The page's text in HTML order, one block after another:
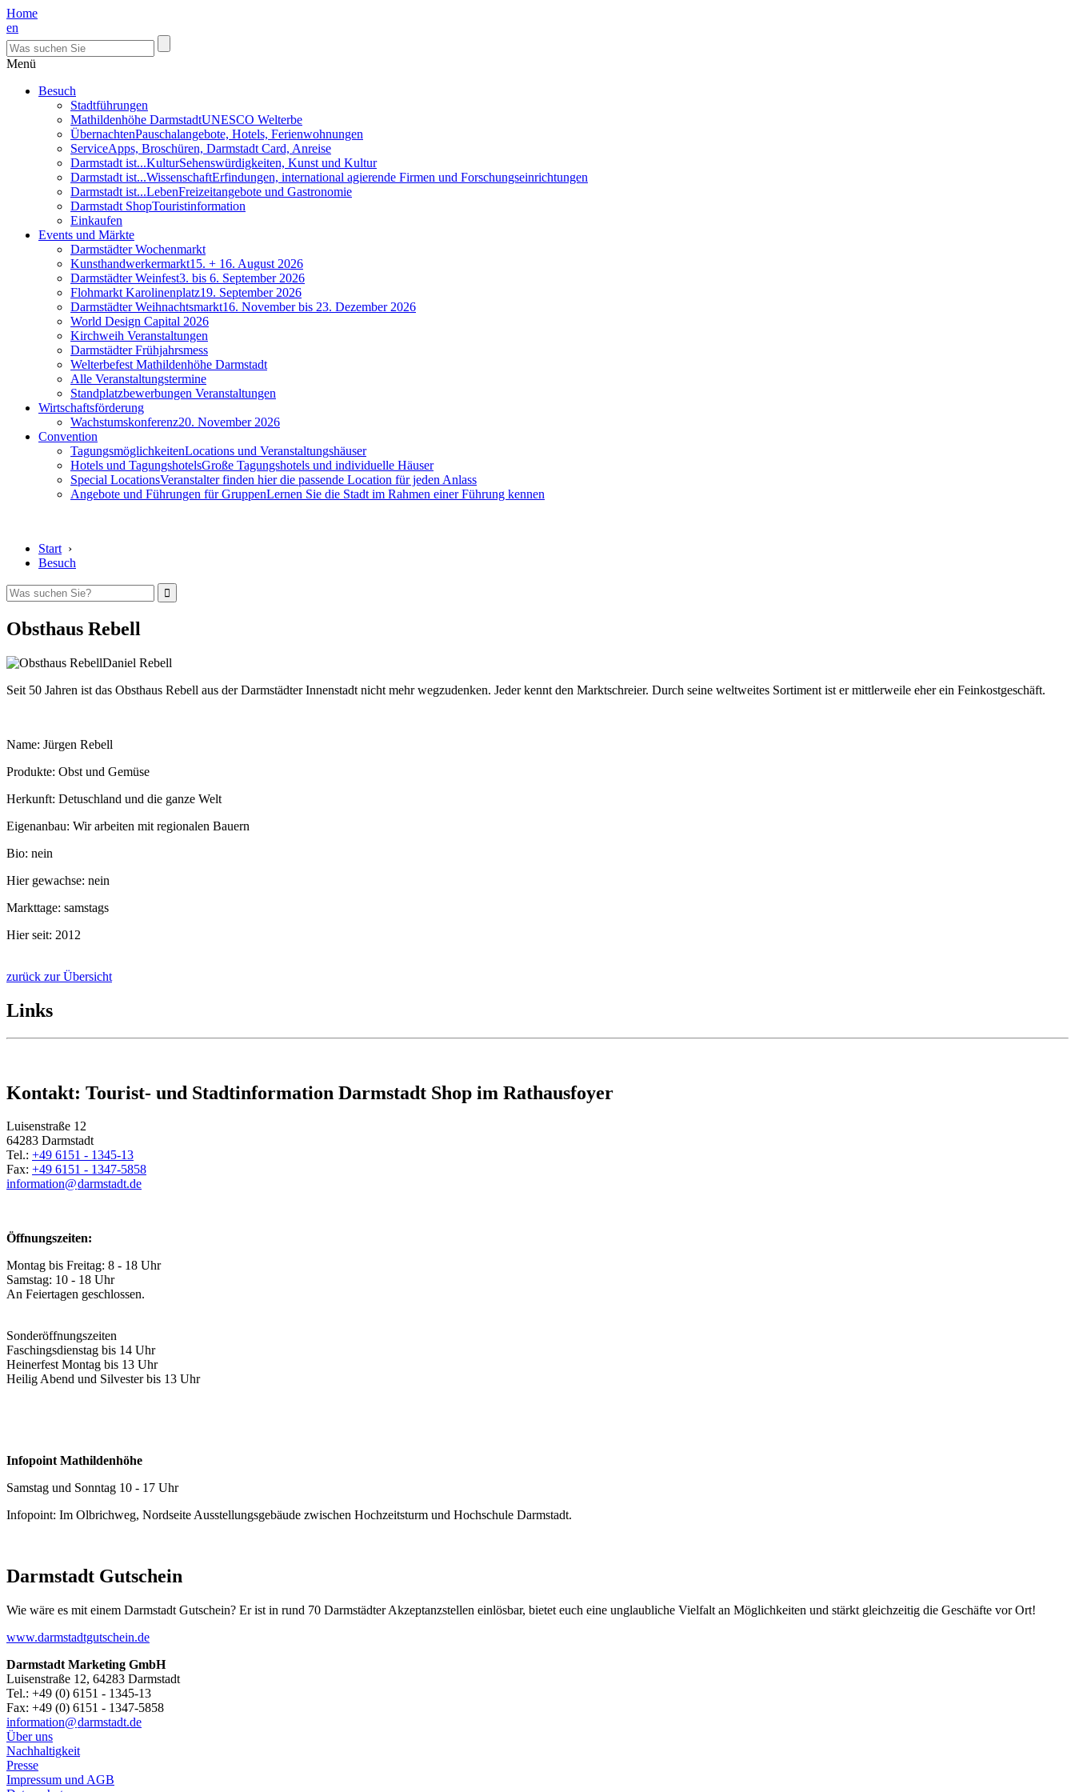
Home
en
Menü
Besuch
Stadtführungen
Mathildenhöhe DarmstadtUNESCO Welterbe
ÜbernachtenPauschalangebote, Hotels, Ferienwohnungen
ServiceApps, Broschüren, Darmstadt Card, Anreise
Darmstadt ist...KulturSehenswürdigkeiten, Kunst und Kultur
Darmstadt ist...WissenschaftErfindungen, international agierende Firmen und Forschungseinrichtungen
Darmstadt ist...LebenFreizeitangebote und Gastronomie
Darmstadt ShopTouristinformation
Einkaufen
Events und Märkte
Darmstädter Wochenmarkt
Kunsthandwerkermarkt15. + 16. August 2026
Darmstädter Weinfest3. bis 6. September 2026
Flohmarkt Karolinenplatz19. September 2026
Darmstädter Weihnachtsmarkt16. November bis 23. Dezember 2026
World Design Capital 2026
Kirchweih Veranstaltungen
Darmstädter Frühjahrsmess
Welterbefest Mathildenhöhe Darmstadt
Alle Veranstaltungstermine
Standplatzbewerbungen Veranstaltungen
Wirtschaftsförderung
Wachstumskonferenz20. November 2026
Convention
TagungsmöglichkeitenLocations und Veranstaltungshäuser
Hotels und TagungshotelsGroße Tagungshotels und individuelle Häuser
Special LocationsVeranstalter finden hier die passende Location für jeden Anlass
Angebote und Führungen für GruppenLernen Sie die Stadt im Rahmen einer Führung kennen
Start ›
Besuch
Obsthaus Rebell
Daniel Rebell
Seit 50 Jahren ist das Obsthaus Rebell aus der Darmstädter Innenstadt nicht mehr wegzudenken. Jeder kennt den Marktschreier. Durch seine weltweites Sortiment ist er mittlerweile eher ein Feinkostgeschäft.
Name: Jürgen Rebell
Produkte: Obst und Gemüse
Herkunft: Detuschland und die ganze Welt
Eigenanbau: Wir arbeiten mit regionalen Bauern
Bio: nein
Hier gewachse: nein
Markttage: samstags
Hier seit: 2012
zurück zur Übersicht
Links
Kontakt: Tourist- und Stadtinformation Darmstadt Shop im Rathausfoyer
Luisenstraße 12
64283 Darmstadt
Tel.: +49 6151 - 1345-13
Fax: +49 6151 - 1347-5858
information@darmstadt.de
Öffnungszeiten:
Montag bis Freitag: 8 - 18 Uhr
Samstag: 10 - 18 Uhr
An Feiertagen geschlossen.
Sonderöffnungszeiten
Faschingsdienstag bis 14 Uhr
Heinerfest Montag bis 13 Uhr
Heilig Abend und Silvester bis 13 Uhr
Infopoint Mathildenhöhe
Samstag und Sonntag 10 - 17 Uhr
Infopoint: Im Olbrichweg, Nordseite Ausstellungsgebäude zwischen Hochzeitsturm und Hochschule Darmstadt.
Darmstadt Gutschein
Wie wäre es mit einem Darmstadt Gutschein? Er ist in rund 70 Darmstädter Akzeptanzstellen einlösbar, bietet euch eine unglaubliche Vielfalt an Möglichkeiten und stärkt gleichzeitig die Geschäfte vor Ort!
www.darmstadtgutschein.de
Darmstadt Marketing GmbH
Luisenstraße 12, 64283 Darmstadt
Tel.: +49 (0) 6151 - 1345-13
Fax: +49 (0) 6151 - 1347-5858
information@darmstadt.de
Über uns
Nachhaltigkeit
Presse
Impressum und AGB